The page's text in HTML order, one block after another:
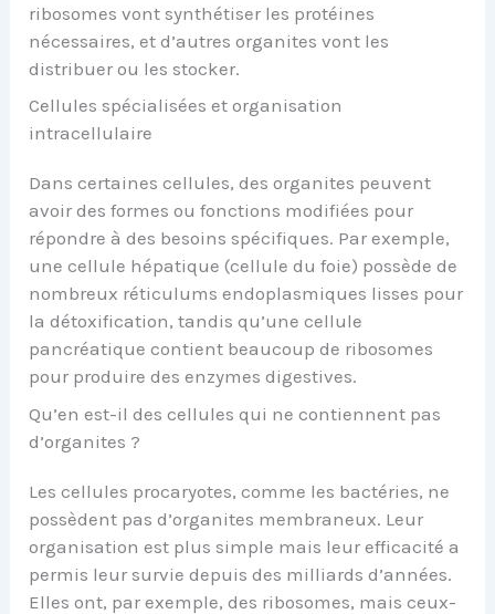
ribosomes vont synthétiser les protéines
nécessaires, et d’autres organites vont les
distribuer ou les stocker.
Cellules spécialisées et organisation
intracellulaire
Dans certaines cellules, des organites peuvent
avoir des formes ou fonctions modifiées pour
répondre à des besoins spécifiques. Par exemple,
une cellule hépatique (cellule du foie) possède de
nombreux réticulums endoplasmiques lisses pour
la détoxification, tandis qu’une cellule
pancréatique contient beaucoup de ribosomes
pour produire des enzymes digestives.
Qu’en est-il des cellules qui ne contiennent pas
d’organites ?
Les cellules procaryotes, comme les bactéries, ne
possèdent pas d’organites membraneux. Leur
organisation est plus simple mais leur efficacité a
permis leur survie depuis des milliards d’années.
Elles ont, par exemple, des ribosomes, mais ceux-